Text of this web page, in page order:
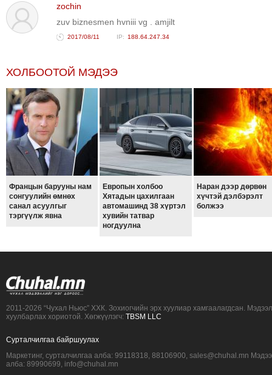
СОНГУУЛИЙН
ЭРГЭН
ДҮГЭЭР
ЭРГЭН
ТОЙРОНД
ЗӨРЧЛИЙН
ХУУЛИЙН
ЭРГЭН
ТОЙРОНД
ЕРӨНХИЙЛӨГЧИЙН
СОНГУУЛЬ-2017
zochin
zuv biznesmen hvniii vg . amjilt
2017/08/11 188.64.247.34
ХОЛБООТОЙ МЭДЭЭ
Францын барууны нам
сонгуулийн өмнөх
санал асуулгыг
тэргүүлж явна
Европын холбоо
Хятадын цахилгаан
автомашинд 38 хүртэл
хувийн татвар
ногдуулна
Наран дээр дөрвөн
хүчтэй дэлбэрэлт
болжээ
2011-2026 “Чухал Ньюс” ХХК. Зохиогчийн эрх хуулиар хамгаалагдсан.
хуулбарлах хориотой. Хөгжүүлэгч: TBSM LLC
Сурталчилгаа байршуулах
Маркетинг, сурталчилгаа алба: 99118318, 88106900, sales@chuhal.mn
алба: 89990699, info@chuhal.mn